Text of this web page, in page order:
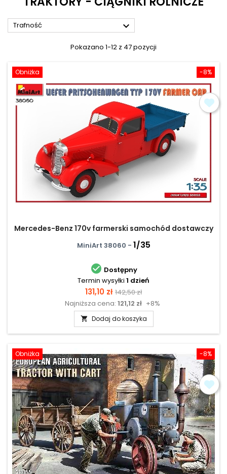
Trafność 
Pokazano 1-12 z 47 pozycji
-8%
Obniżka
Mercedes-Benz 170v farmerski samochód dostawczy
MiniArt 38060 - 1/35
 Dostępny
Termin wysyłki 1 dzień
Cena
131,10 zł Cena
podstawowa
142,50 zł
Najniższa cena: 121,12 zł +8%
 Dodaj do koszyka
-8%
Obniżka